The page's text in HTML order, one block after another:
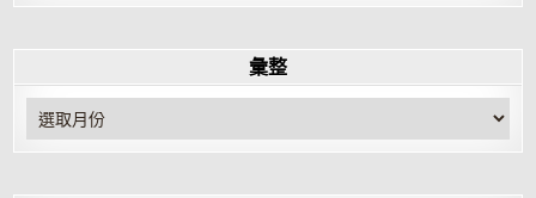
彙整
彙
整